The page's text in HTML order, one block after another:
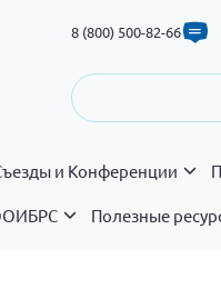
8 (800) 500-82-66
и Конференции
Полезные